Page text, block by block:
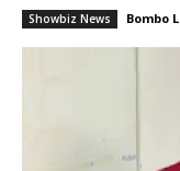
Showbiz News Bombo